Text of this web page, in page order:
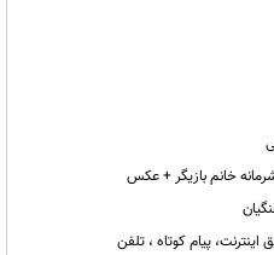
خانم بازیگر + عکس
پیام کوتاه ، تلفن